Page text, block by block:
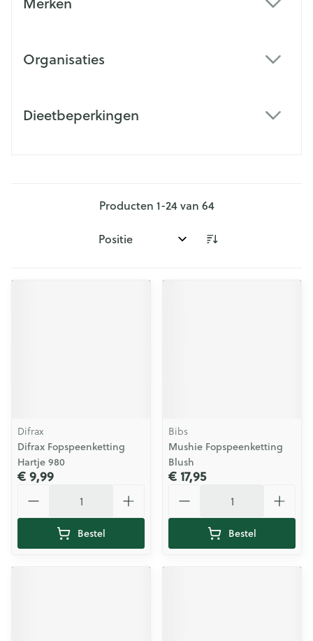
Organisaties
Dieetbeperkingen
Producten 1-24van 64
Sorteer op:
Difrax
Difrax Fopspeenketting
Hartje 980
€ 9,99
Bestel
Bibs
Mushie Fopspeenketting
Blush
€ 17,95
Bestel